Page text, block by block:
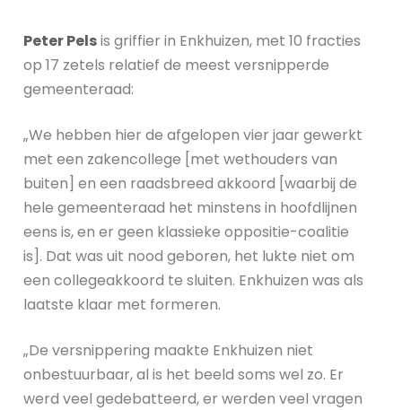
Peter Pelsis griffier in Enkhuizen, met 10 fracties
op 17 zetels relatief de meest versnipperde
gemeenteraad:
„We hebben hier de afgelopen vier jaar gewerkt
met een zakencollege [met wethouders van
buiten] en een raadsbreed akkoord [waarbij de
hele gemeenteraad het minstens in hoofdlijnen
eens is, en er geen klassieke oppositie-coalitie
is]. Dat was uit nood geboren, het lukte niet om
een collegeakkoord te sluiten. Enkhuizen was als
laatste klaar met formeren.
„De versnippering maakte Enkhuizen niet
onbestuurbaar, al is het beeld soms wel zo. Er
werd veel gedebatteerd, er werden veel vragen